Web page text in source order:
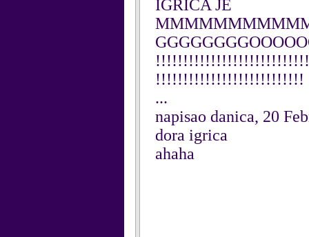
IGRICA JE
!!!!!!!!!!!!!!!!!!!!!!!!!!!
...
napisao danica, 20
dora igrica
ahaha